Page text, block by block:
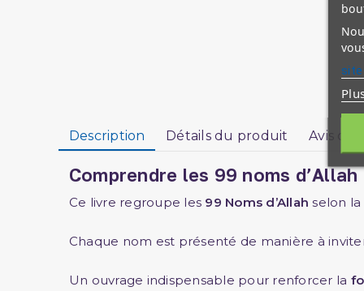
Description Détails du produit Avis
Comprendre les 99 noms d’Allah
Ce livre regroupe les 99 Noms d’Allah selon
Chaque nom est présenté de manière à
Un ouvrage indispensable pour renforcer la